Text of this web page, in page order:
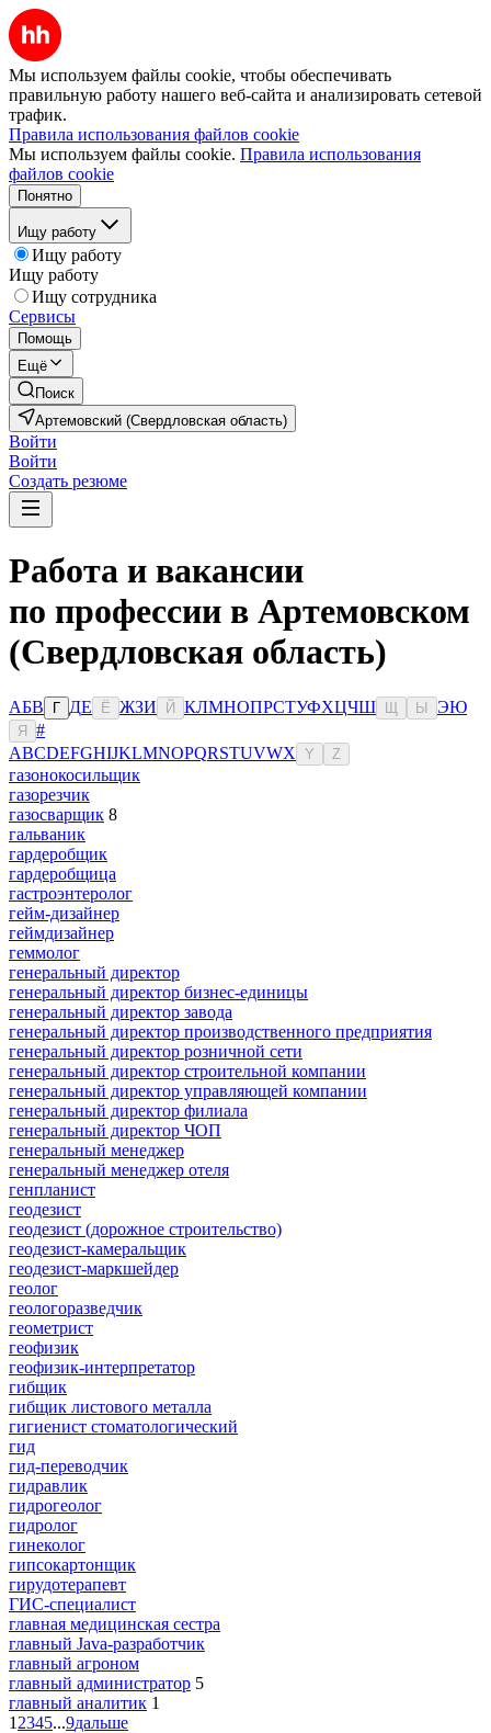
Мы используем файлы cookie, чтобы обеспечивать
правильную работу нашего веб-сайта и анализировать сетевой
трафик.
Правила использования файлов cookie
Мы используем файлы cookie. Правила использования
файлов cookie
Понятно
Ищу работу
Ищу работу
Ищу работу
Ищу сотрудника
Сервисы
Помощь
Ещё
Поиск
Артемовский (Свердловская область)
Войти
Войти
Создать резюме
Работа и вакансии
по профессии в Артемовском
(Свердловская область)
АБВ Г ДЕ Ё ЖЗИ Й КЛМНОПРСТУФХЦЧШ Ы ЭЮ
Я
#
ABCDEFGHIJKLMNOPQRSTUVWX Y Z
газонокосильщик
газорезчик
газосварщик 8
гальваник
гардеробщик
гардеробщица
гастроэнтеролог
гейм-дизайнер
геймдизайнер
геммолог
генеральный директор
генеральный директор бизнес-единицы
генеральный директор завода
генеральный директор производственного предприятия
генеральный директор розничной сети
генеральный директор строительной компании
генеральный директор управляющей компании
генеральный директор филиала
генеральный директор ЧОП
генеральный менеджер
генеральный менеджер отеля
генпланист
геодезист
геодезист (дорожное строительство)
геодезист-камеральщик
геодезист-маркшейдер
геолог
геологоразведчик
геометрист
геофизик
геофизик-интерпретатор
гибщик
гибщик листового металла
гигиенист стоматологический
гид
гид-переводчик
гидравлик
гидрогеолог
гидролог
гинеколог
гипсокартонщик
гирудотерапевт
ГИС-специалист
главная медицинская сестра
главный Java-разработчик
главный агроном
главный администратор 5
главный аналитик 1
1 2345...9дальше